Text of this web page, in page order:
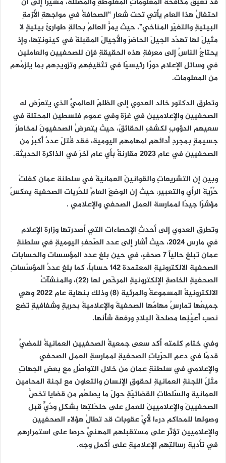
احتفالُ هذا العام يأتي تحت شعارِ “الصحافةُ في مواجهةِ الأزمةِ
البيئيةِ والتغيّرِ المناخي”، حيث يمرُّ العالمُ بحالةِ طوارئَ بيئيةٍ لا
مثيلَ لها تهدّد الجيلَ الحاضرَ والأجيالَ المقبلةَ في كينونتِها، وإذ
يحتاجُ الناسُ إلى معرفةِ هذه الحقيقةِ فإن للصحفيين والعاملين
في وسائلِ الإعلامِ دورًا رئيسيّا في تثقيفِهم وتزويدِهم بما يلزمُهم
من المعلومات.
وتطرق الدكتور خالد العدوي إلى الظلمَ العالميَّ الذي يتعرّض له
الصحفيين والإعلاميين في غزة وفي عموم فلسطين المحتلة في
سعيهم الدؤوبِ لكشفِ الحقائقَ، حيث يتعرضُ الصحفيونَ لمخاطرَ
جسيمةٍ بمجردِ أدائهم لمهامهم اليومية، فقد قُتلَ عددٌ أكبرُ من
الصحفيين في عام 2023 مقارنةً بأي عام آخرَ في الذاكرة الحديثة.
وبين إن التشريعاتِ والقوانينَ العمانيةَ في سلطنة عمان كفلتْ
حُرِّيةَ الرأي والتعبير، حيث إن الوضعَ العامَّ للحُريات الصحفية يعكسُ
مؤشرًا جيدًا لممارسة العمل الصحفي والإعلامي .
وتطرق العدوي إلى أحدثِ الإحصاءات التي أصدرتها وزارة الإعلام
في مارس 2024، حيث أشار إلى عدد الصّحفِ اليوميةِ في سلطنةِ
عمان تبلغ حالياً 7 صحفٍ، في حين بلغ عدد المؤسسات والحسابات
الصحفية الالكترونيةِ المعتمدة 142 حساباً، كما بلغ عددُ المؤسّساتِ
الصحفيةِ الخاصةِ الإلكترونيةِ المرخّصِ لها (22)، والمنشآتُ
الالكترونيةُ المسموعةُ والمرئية (8) وذلك بنهاية عام 2022 وهي
جميعُها تمارسُ مهامّها الصحفيةَ والإعلاميةَ بحريةٍ وشفافيةٍ تضع
نصب أعيُنِها مصلحةَ البلادِ ورفعة شأنها.
وفي ختام كلمته أكد سعى جمعيةُ الصحفيين العمانيةُ للمضيِّ
قدمًا في دعمِ الحرّياتِ الصحفيةِ لممارسةِ العملِ الصحفي
والإعلامي في سلطنةِ عمان من خلال التواصُلِ مع بعضِ الجهاتِ
مثلَ اللجنةِ العمانيةِ لحقوقِ الإنسانِ والتعاون مع لجنة المحامين
العمانية والسّلطاتِ القضائيّةِ حولَ ما يصلهُم من قضايا تخصُّ
الصحفيينَ والإعلاميينَ للعملِ على حلحَلتِها بشكلٍ ودّيٍّ قبل
وصولها للمحاكم درءا لأيّ عقوبات قد تطالُ هؤلاء الصحفيين
والإعلاميين تؤثّر على مستقبلهم المهنيِّ حرصا على استمرارهم
في تأدية رسالتِهم الإعلاميةِ على أكملِ وجه.